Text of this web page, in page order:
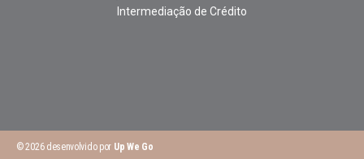
Intermediação de Crédito
© 2026 desenvolvido por Up We Go